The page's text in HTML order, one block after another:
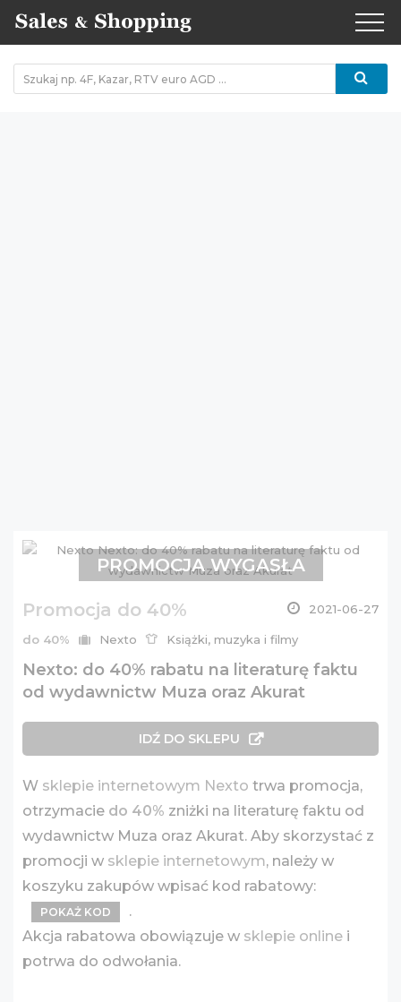
Promocja do 40% 2021-06-27
do 40% Nexto Książki, muzyka i filmy
Nexto: do 40% rabatu na literaturę faktu
od wydawnictw Muza oraz Akurat
IDŹ DO SKLEPU
W sklepie internetowym Nexto trwa promocja,
otrzymacie do 40% zniżki na literaturę faktu od
wydawnictw Muza oraz Akurat. Aby skorzystać z
promocji w sklepie internetowym, należy w
koszyku zakupów wpisać kod rabatowy:
POKAŻ KOD
.
Akcja rabatowa obowiązuje w sklepie online i
potrwa do odwołania.
PROMOCJA WYGASŁA